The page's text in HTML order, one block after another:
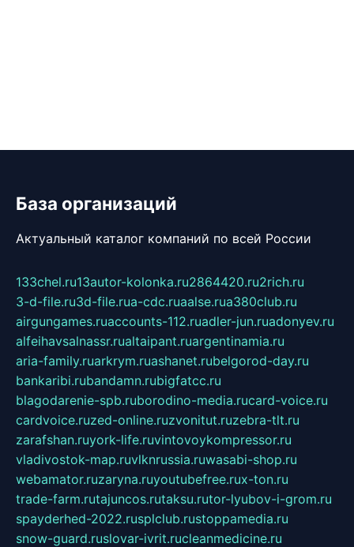
База организаций
Актуальный каталог компаний по всей России
133chel.ru13autor-kolonka.ru2864420.ru2rich.ru
3-d-file.ru3d-file.rua-cdc.ruaalse.rua380club.ru
airgungames.ruaccounts-112.ruadler-jun.ruadonyev.ru
alfeihavsalnassr.rualtaipant.ruargentinamia.ru
aria-family.ruarkrym.ruashanet.rubelgorod-day.ru
bankaribi.rubandamn.rubigfatcc.ru
blagodarenie-spb.ruborodino-media.rucard-voice.ru
cardvoice.ruzed-online.ruzvonitut.ruzebra-tlt.ru
zarafshan.ruyork-life.ruvintovoykompressor.ru
vladivostok-map.ruvlknrussia.ruwasabi-shop.ru
webamator.ruzaryna.ruyoutubefree.rux-ton.ru
trade-farm.rutajuncos.rutaksu.rutor-lyubov-i-grom.ru
spayderhed-2022.rusplclub.rustoppamedia.ru
snow-guard.ruslovar-ivrit.rucleanmedicine.ru